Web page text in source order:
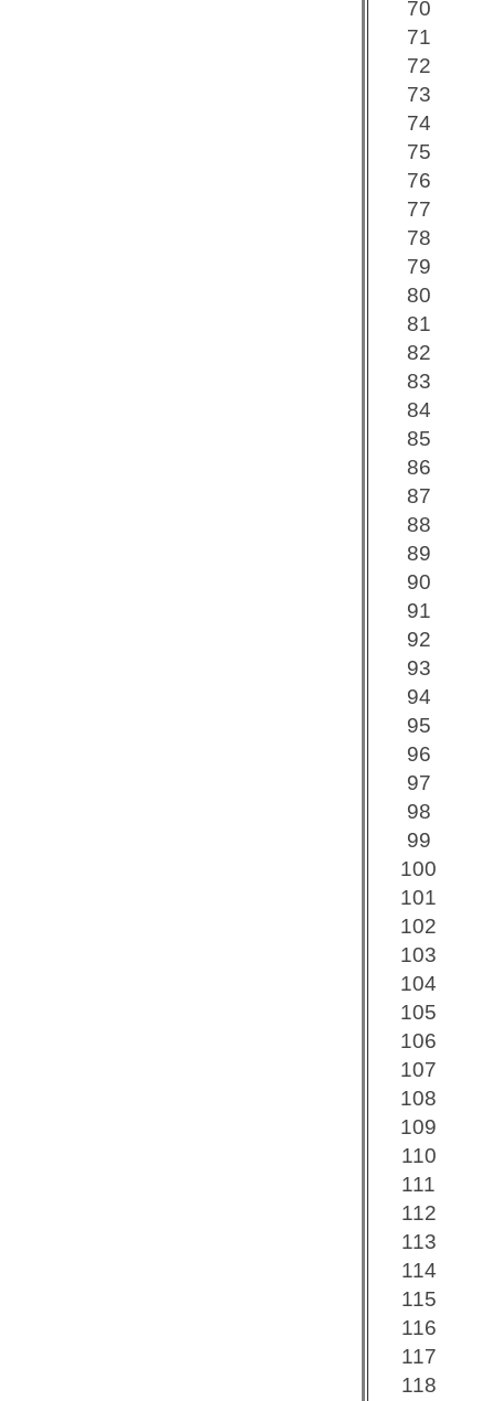
70
71
72
73
74
75
76
77
78
79
80
81
82
83
84
85
86
87
88
89
90
91
92
93
94
95
96
97
98
99
100
101
102
103
104
105
106
107
108
109
110
111
112
113
114
115
116
117
118